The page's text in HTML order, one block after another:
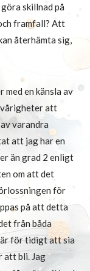
skillnad på
framfall? Att
återhämta sig,
med en känsla av
att
varandra
att jag har en
än grad 2 enligt
om att det
för
på att detta
från båda
för tidigt att sia
att bli. Jag